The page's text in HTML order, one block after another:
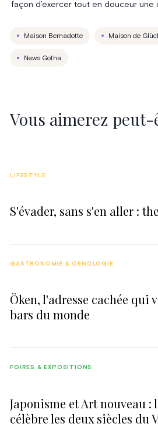
façon d’exercer tout en douceur une
Maison Bernadotte Maison de
News Gotha
Vous aimerez
S'évader, sans s'en aller :
LIFESTYLE
Öken, l'adresse cachée qui
bars du monde
GASTRONOMIE & OENOLOGIE
Japonisme et Art nouveau :
célèbre les deux siècles du
FOIRES & EXPOSITIONS